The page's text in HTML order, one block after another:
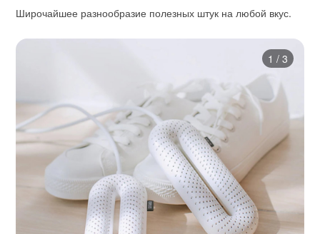
Широчайшее разнообразие полезных штук на любой вкус.
1 / 3